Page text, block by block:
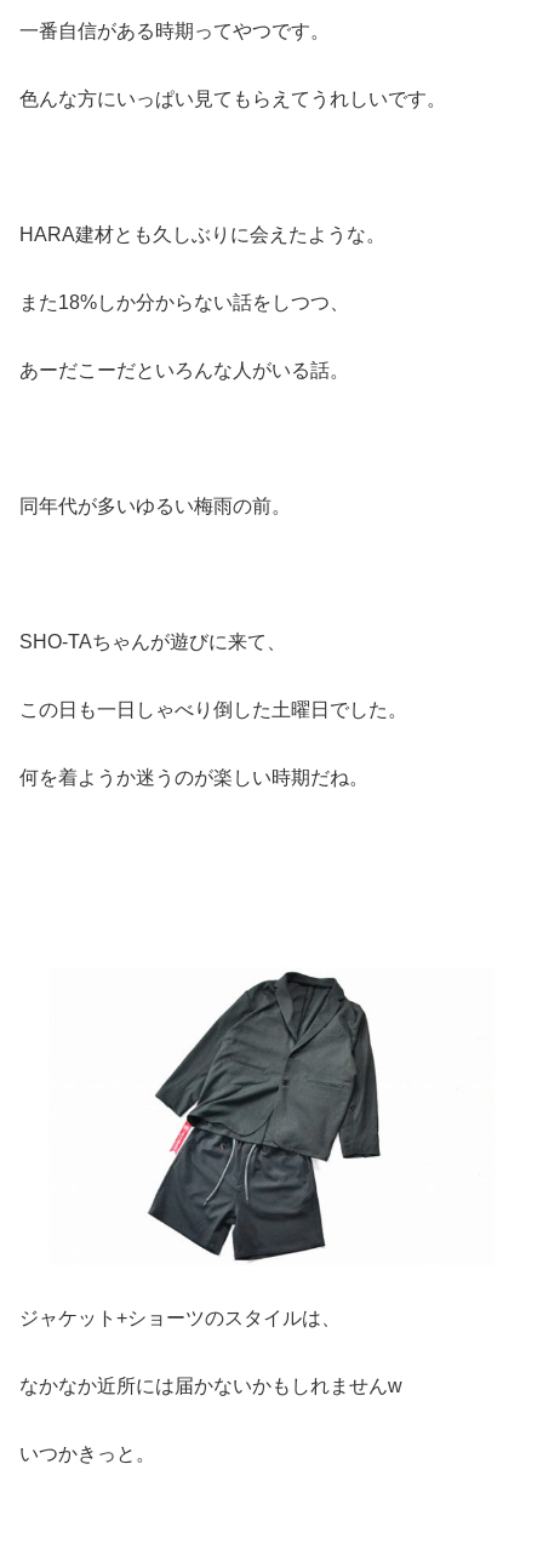
一番自信がある時期ってやつです。
色んな方にいっぱい見てもらえてうれしいです。
HARA建材とも久しぶりに会えたような。
また18%しか分からない話をしつつ、
あーだこーだといろんな人がいる話。
同年代が多いゆるい梅雨の前。
SHO-TAちゃんが遊びに来て、
この日も一日しゃべり倒した土曜日でした。
何を着ようか迷うのが楽しい時期だね。
ジャケット+ショーツのスタイルは、
なかなか近所には届かないかもしれませんw
いつかきっと。